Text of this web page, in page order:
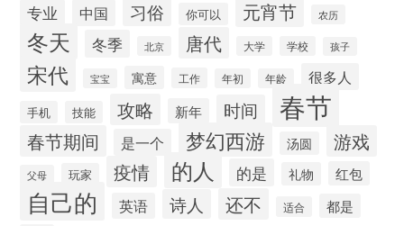
专业 中国 习俗 你可以 元宵节 农历
冬天 冬季 北京 唐代 大学 学校 孩子
宋代 宝宝 寓意 工作 年初 年龄 很多人
手机 技能 攻略 新年 时间 春节
春节期间 是一个 梦幻西游 汤圆 游戏
父母 玩家 疫情 的人 的是 礼物 红包
自己的 英语 诗人 还不 适合 都是